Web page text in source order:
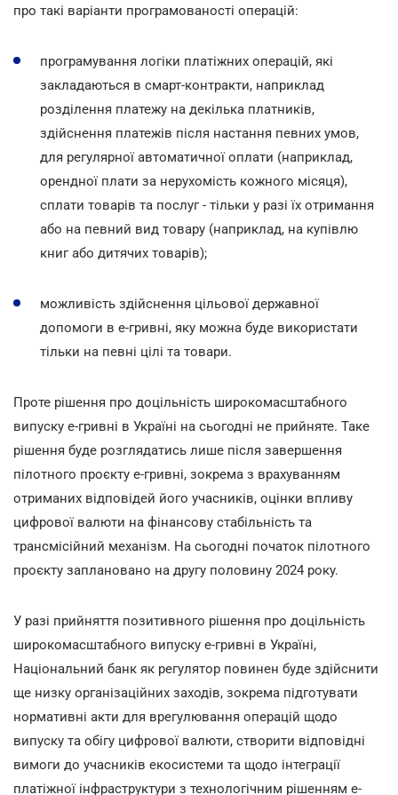
про такі варіанти програмованості операцій:
програмування логіки платіжних операцій, які
закладаються в смарт-контракти, наприклад
розділення платежу на декілька платників,
здійснення платежів після настання певних умов,
для регулярної автоматичної оплати (наприклад,
орендної плати за нерухомість кожного місяця),
сплати товарів та послуг - тільки у разі їх отримання
або на певний вид товару (наприклад, на купівлю
книг або дитячих товарів);
можливість здійснення цільової державної
допомоги в е-гривні, яку можна буде використати
тільки на певні цілі та товари.
Проте рішення про доцільність широкомасштабного
випуску е-гривні в Україні на сьогодні не прийняте. Таке
рішення буде розглядатись лише після завершення
пілотного проєкту е-гривні, зокрема з врахуванням
отриманих відповідей його учасників, оцінки впливу
цифрової валюти на фінансову стабільність та
трансмісійний механізм. На сьогодні початок пілотного
проєкту заплановано на другу половину 2024 року.
У разі прийняття позитивного рішення про доцільність
широкомасштабного випуску е-гривні в Україні,
Національний банк як регулятор повинен буде здійснити
ще низку організаційних заходів, зокрема підготувати
нормативні акти для врегулювання операцій щодо
випуску та обігу цифрової валюти, створити відповідні
вимоги до учасників екосистеми та щодо інтеграції
платіжної інфраструктури з технологічним рішенням е-